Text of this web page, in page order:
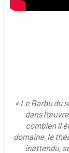
« Le Barbu du
dans
combien il
domaine, le
inattendu,